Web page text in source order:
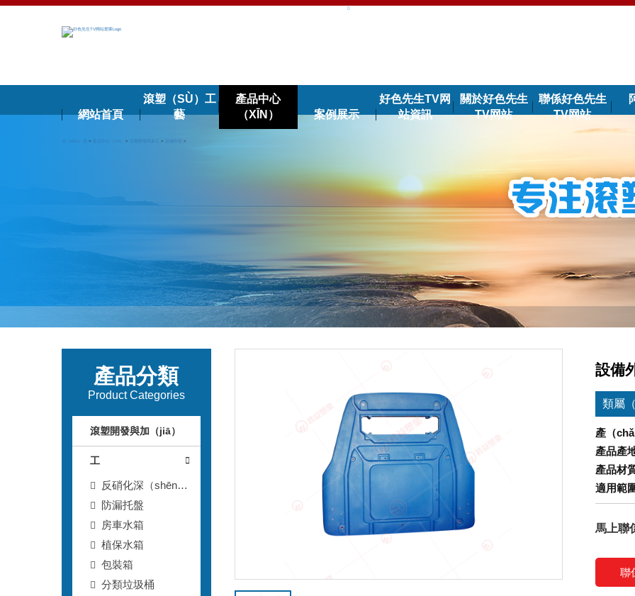
網站首頁
滾塑（SÙ）工
藝
產品中心
（XĪN）
案例展示
好色先生TV网
站資訊
關於好色先生
TV网站
聯係好色先生
TV网站
> 產品中心（xīn） > > >
產品分類
Product Categories
滾塑開發與加（jiā）
工
反硝化深（shēn）
床濾池T型濾磚
防漏托盤
房車水箱
植保水箱
包裝箱
分類垃圾桶
設備
類屬
產（
產品產
產品材
適用範
馬上聯
聯